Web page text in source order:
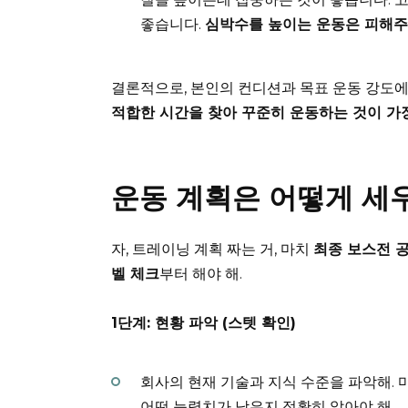
좋습니다. 심박수를 높이는 운동은 피해
결론적으로, 본인의 컨디션과 목표 운동 강도
적합한 시간을 찾아 꾸준히 운동하는 것이 가
운동 계획은 어떻게 세
자, 트레이닝 계획 짜는 거, 마치 최종 보스전
벨 체크부터 해야 해.
1단계: 현황 파악 (스텟 확인)
회사의 현재 기술과 지식 수준을 파악해.